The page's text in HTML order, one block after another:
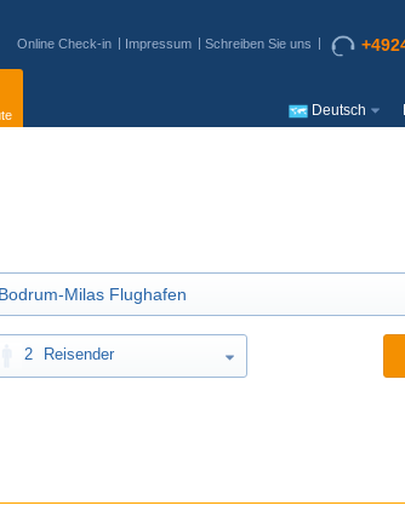
Online Check-in Impressum Schreiben Sie uns
Deutsch
2 Reisender